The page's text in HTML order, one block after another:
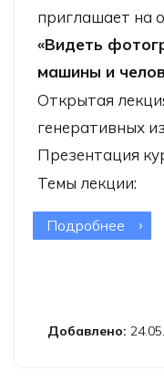
приглашает на
«Видеть
машины и
Открытая
генеративных
Презентация
Темы лекции:
Подробнее о
Добавлено: